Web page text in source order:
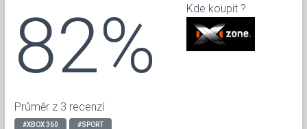
82%
Průměr z 3 recenzí
Kde koupit ?
#XBOX 360 #SPORT